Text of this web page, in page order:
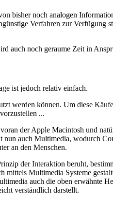
bisher noch analogen
Verfahren zur Verfügung
auch noch geraume Zeit in
ist jedoch relativ einfach.
werden können. Um diese
...
der Apple Macintosh und
nun auch Multimedia, wodurch
an den Menschen.
der Interaktion beruht,
mittels Multimedia Systeme
auch die oben erwähnte
verständlich darstellt.